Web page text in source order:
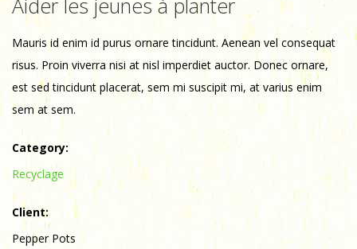
Aider les jeunes à planter
Mauris id enim id purus ornare tincidunt. Aenean vel consequat
risus. Proin viverra nisi at nisl imperdiet auctor. Donec ornare,
est sed tincidunt placerat, sem mi suscipit mi, at varius enim
sem at sem.
Category:
Recyclage
Client:
Pepper Pots